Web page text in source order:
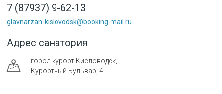
7 (87937) 9-62-13
glavnarzan-kislovodsk@booking-mail.ru
Адрес санатория
город-курорт Кисловодск
Курортный Бульвар, 4